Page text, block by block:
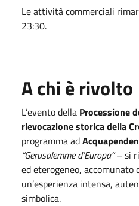
Le attività commerciali
23:30.
A chi è rivolto
L’evento della Processione
rievocazione storica della
programma ad
“Gerusalemme d’Europa”– si
ed eterogeneo, accomunato
un’esperienza intensa,
simbolica.